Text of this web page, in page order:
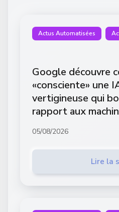
Actus Automatisées
Google découvre
«consciente» une
vertigineuse qui
rapport aux
05/08/2026
Lire la